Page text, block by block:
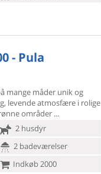
- Pula
mange måder unik og
levende atmosfære i rolige
områder
2 husdyr
2 badeværelser
Indkøb 2000